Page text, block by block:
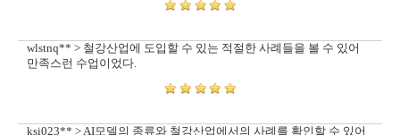
wlstnq** > 철강산업에 도입할 수 있는 적절한 사례들을 볼 수 있어
만족스런 수업이었다.
ksi023** > AI모델의 종류와 철강산업에서의 사례를 확인할 수 있어